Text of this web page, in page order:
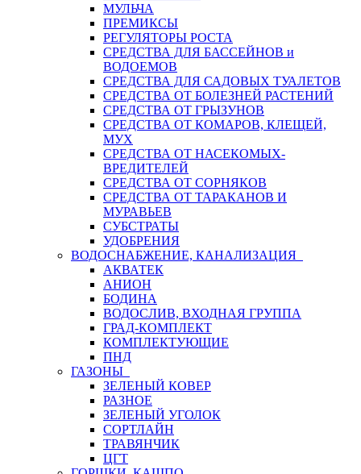
МУЛЬЧА
ПРЕМИКСЫ
РЕГУЛЯТОРЫ РОСТА
СРЕДСТВА ДЛЯ БАССЕЙНОВ и
ВОДОЕМОВ
СРЕДСТВА ДЛЯ САДОВЫХ ТУАЛЕТОВ
СРЕДСТВА ОТ БОЛЕЗНЕЙ РАСТЕНИЙ
СРЕДСТВА ОТ ГРЫЗУНОВ
СРЕДСТВА ОТ КОМАРОВ, КЛЕЩЕЙ,
МУХ
СРЕДСТВА ОТ НАСЕКОМЫХ-
ВРЕДИТЕЛЕЙ
СРЕДСТВА ОТ СОРНЯКОВ
СРЕДСТВА ОТ ТАРАКАНОВ И
МУРАВЬЕВ
СУБСТРАТЫ
УДОБРЕНИЯ
ВОДОСНАБЖЕНИЕ, КАНАЛИЗАЦИЯ
АКВАТЕК
АНИОН
БОДИНА
ВОДОСЛИВ, ВХОДНАЯ ГРУППА
ГРАД-КОМПЛЕКТ
КОМПЛЕКТУЮЩИЕ
ПНД
ГАЗОНЫ
ЗЕЛЕНЫЙ КОВЕР
РАЗНОЕ
ЗЕЛЕНЫЙ УГОЛОК
СОРТЛАЙН
ТРАВЯНЧИК
ЦГТ